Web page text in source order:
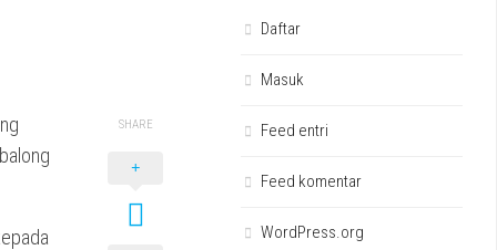
SHARE
Daftar
Masuk
Feed entri
Feed komentar
WordPress.org